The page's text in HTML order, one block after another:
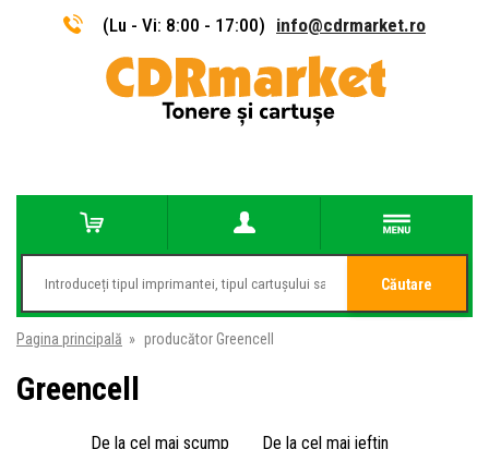
(Lu - Vi: 8:00 - 17:00) info@cdrmarket.ro
Căutare
Pagina principală » producător Greencell
Greencell
De la cel mai scump De la cel mai ieftin